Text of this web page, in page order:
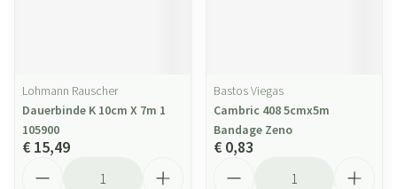
Lohmann Rauscher
Dauerbinde K 10cm X 7m 1
105900
€ 15,49
Bastos Viegas
Cambric 408 5cmx5m
Bandage Zeno
€ 0,83